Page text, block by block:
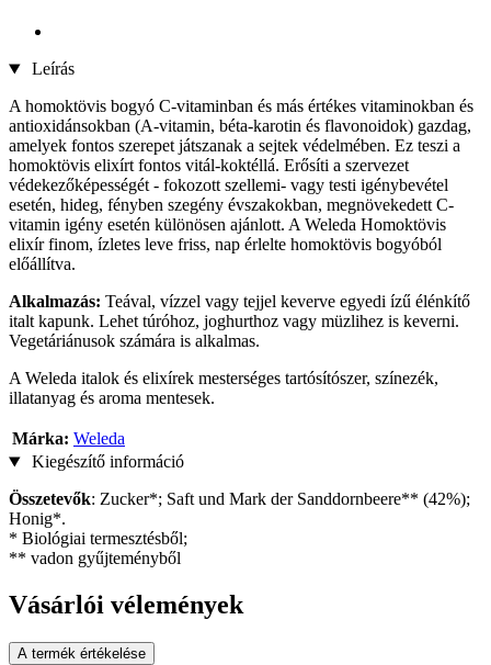
Leírás
A homoktövis bogyó C-vitaminban és más értékes vitaminokban és
antioxidánsokban (A-vitamin, béta-karotin és flavonoidok) gazdag,
amelyek fontos szerepet játszanak a sejtek védelmében. Ez teszi a
homoktövis elixírt fontos vitál-koktéllá. Erősíti a szervezet
védekezőképességét - fokozott szellemi- vagy testi igénybevétel
esetén, hideg, fényben szegény évszakokban, megnövekedett C-
vitamin igény esetén különösen ajánlott. A Weleda Homoktövis
elixír finom, ízletes leve friss, nap érlelte homoktövis bogyóból
előállítva.
Alkalmazás: Teával, vízzel vagy tejjel keverve egyedi ízű élénkítő
italt kapunk. Lehet túróhoz, joghurthoz vagy müzlihez is keverni.
Vegetáriánusok számára is alkalmas.
A Weleda italok és elixírek mesterséges tartósítószer, színezék,
illatanyag és aroma mentesek.
Márka: Weleda
Kiegészítő információ
Összetevők: Zucker*; Saft und Mark der Sanddornbeere** (42%);
Honig*.
* Biológiai termesztésből;
** vadon gyűjteményből
Vásárlói vélemények
A termék értékelése